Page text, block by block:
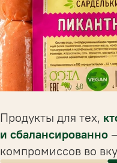
Продукты для тех,
и сбалансированно
компромиссов во